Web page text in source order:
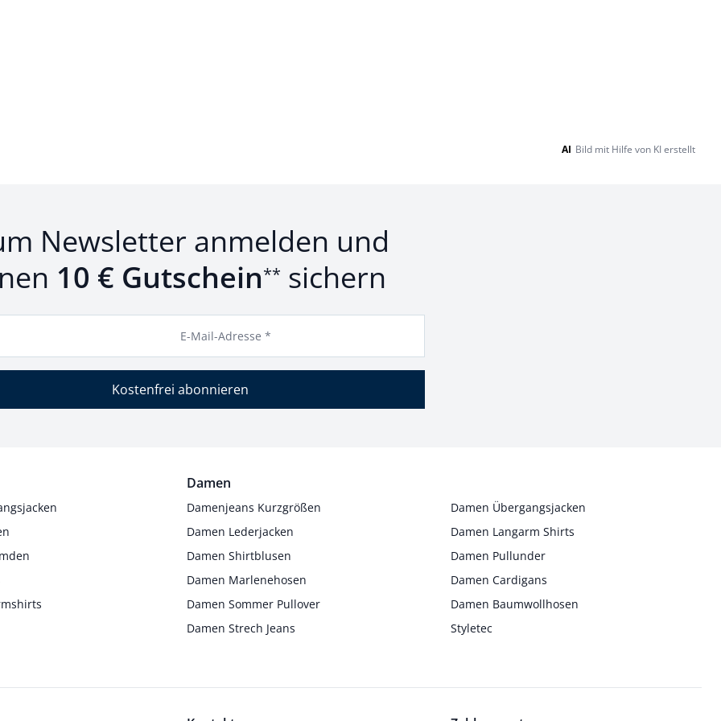
AI Bild mit Hilfe von KI erstellt
Newsletter anmelden und
10 € Gutschein** sichern
E-Mail-Adresse *
Kostenfrei abonnieren
Damen
Damenjeans Kurzgrößen
Damen Übergangsjacken
Damen Lederjacken
Damen Langarm Shirts
Damen Shirtblusen
Damen Pullunder
Damen Marlenehosen
Damen Cardigans
Damen Sommer Pullover
Damen Baumwollhosen
Damen Strech Jeans
Styletec